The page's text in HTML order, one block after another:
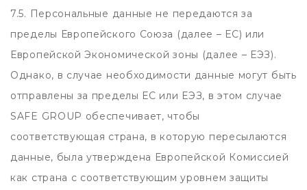
7.5. Персональные данные не передаются за
пределы Европейского Союза (далее – ЕС) или
Европейской Экономической зоны (далее – ЕЭЗ).
Однако, в случае необходимости данные могут быть
отправлены за пределы ЕС или ЕЭЗ, в этом случае
SAFE GROUP обеспечивает, чтобы
соответствующая страна, в которую пересылаются
данные, была утверждена Европейской Комиссией
как страна с соответствующим уровнем защиты